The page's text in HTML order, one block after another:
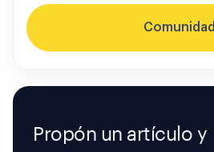
Comunidad
Propón un artículo y